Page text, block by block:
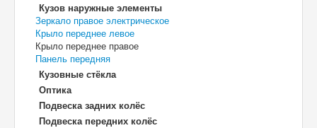
Кузов наружные элементы
Зеркало правое электрическое
Крыло переднее левое
Крыло переднее правое
Панель передняя
Кузовные стёкла
Оптика
Подвеска задних колёс
Подвеска передних колёс